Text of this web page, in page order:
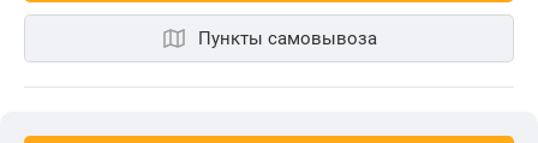
Пункты самовывоза